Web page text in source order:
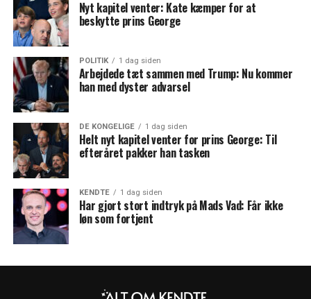
Nyt kapitel venter: Kate kæmper for at
beskytte prins George
POLITIK 1 dag siden
Arbejdede tæt sammen med Trump: Nu kommer
han med dyster advarsel
DE KONGELIGE 1 dag siden
Helt nyt kapitel venter for prins George: Til
efteråret pakker han tasken
KENDTE 1 dag siden
Har gjort stort indtryk på Mads Vad: Får ikke
løn som fortjent